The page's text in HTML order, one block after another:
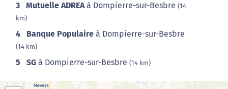
3 Mutuelle ADREAà Dompierre-sur-Besbre (14
km)
4 Banque Populaire à Dompierre-sur-Besbre
(14 km)
5 SG à Dompierre-sur-Besbre (14 km)